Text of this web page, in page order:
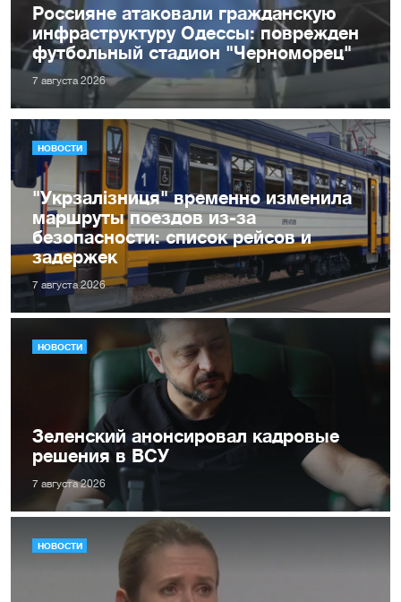
Россияне атаковали гражданскую
инфраструктуру Одессы: поврежден
футбольный стадион "Черноморец"
7 августа 2026
НОВОСТИ
"Укрзалізниця" временно изменила
маршруты поездов из-за
безопасности: список рейсов и
задержек
7 августа 2026
НОВОСТИ
Зеленский анонсировал кадровые
решения в ВСУ
7 августа 2026
НОВОСТИ